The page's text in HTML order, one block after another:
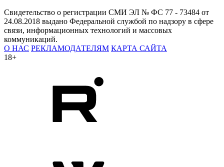
Свидетельство о регистрации СМИ ЭЛ № ФС 77 - 73484 от
24.08.2018 выдано Федеральной службой по надзору в сфере
связи, информационных технологий и массовых
коммуникаций.
О НАС РЕКЛАМОДАТЕЛЯМ КАРТА САЙТА
18+